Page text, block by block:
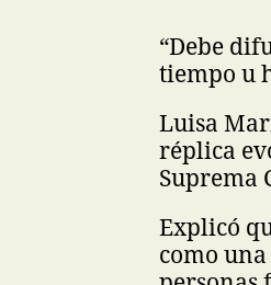
“Debe
tiempo u
Luisa
réplica
Suprema
Explicó
como